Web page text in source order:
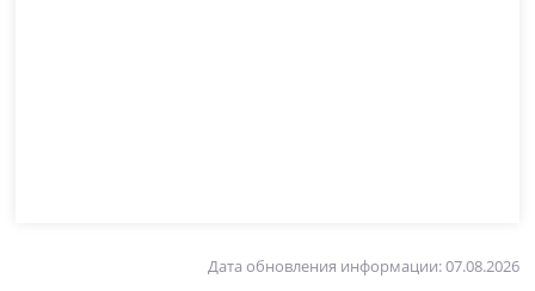
Дата обновления информации: 07.08.2026